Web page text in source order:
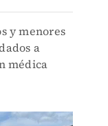
y menores
a
médica